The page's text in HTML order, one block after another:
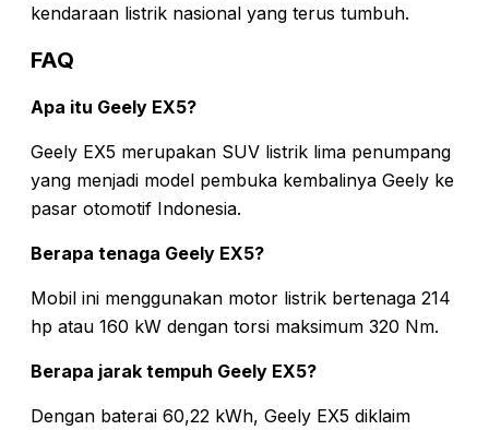
kendaraan listrik nasional yang terus tumbuh.
FAQ
Apa itu Geely EX5?
Geely EX5 merupakan SUV listrik lima penumpang
yang menjadi model pembuka kembalinya Geely ke
pasar otomotif Indonesia.
Berapa tenaga Geely EX5?
Mobil ini menggunakan motor listrik bertenaga 214
hp atau 160 kW dengan torsi maksimum 320 Nm.
Berapa jarak tempuh Geely EX5?
Dengan baterai 60,22 kWh, Geely EX5 diklaim